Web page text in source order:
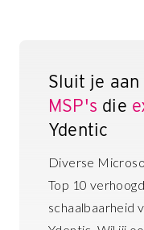
Sluit je
MSP's die
Ydentic
Diverse
Top 10
schaalbaarheid